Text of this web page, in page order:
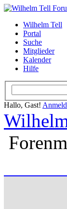
Wilhelm Tell
Portal
Suche
Mitglieder
Kalender
Hilfe
Hallo, Gast!